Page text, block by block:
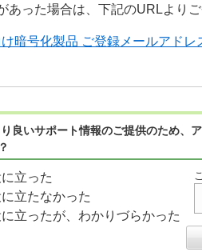
あった場合は、下記のURLより
暗号化製品 ご登録メールアドレ
り良いサポート情報のご提供のため
立った
立たなかった
立ったが、わかりづらかった